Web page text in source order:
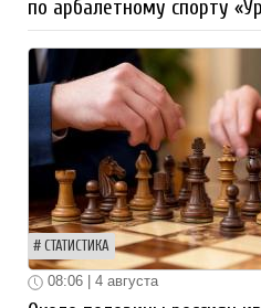
по арбалетному спорту
СТАТИСТИКА
08:06 | 4 августа